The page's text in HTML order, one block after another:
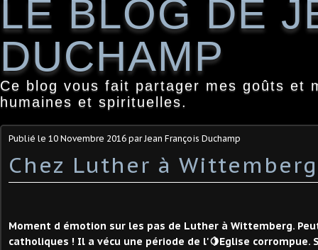
LE BLOG DE
DUCHAMP
Ce blog vous fait partager mes goûts et
humaines et spirituelles.
Publié le 10 Novembre 2016 par Jean François Duchamp
Chez Luther à
Moment d émotion sur les pas de Luther à Wittemberg.
catholiques ! Il a vécu une période de l'🍋Eglise corrompue.